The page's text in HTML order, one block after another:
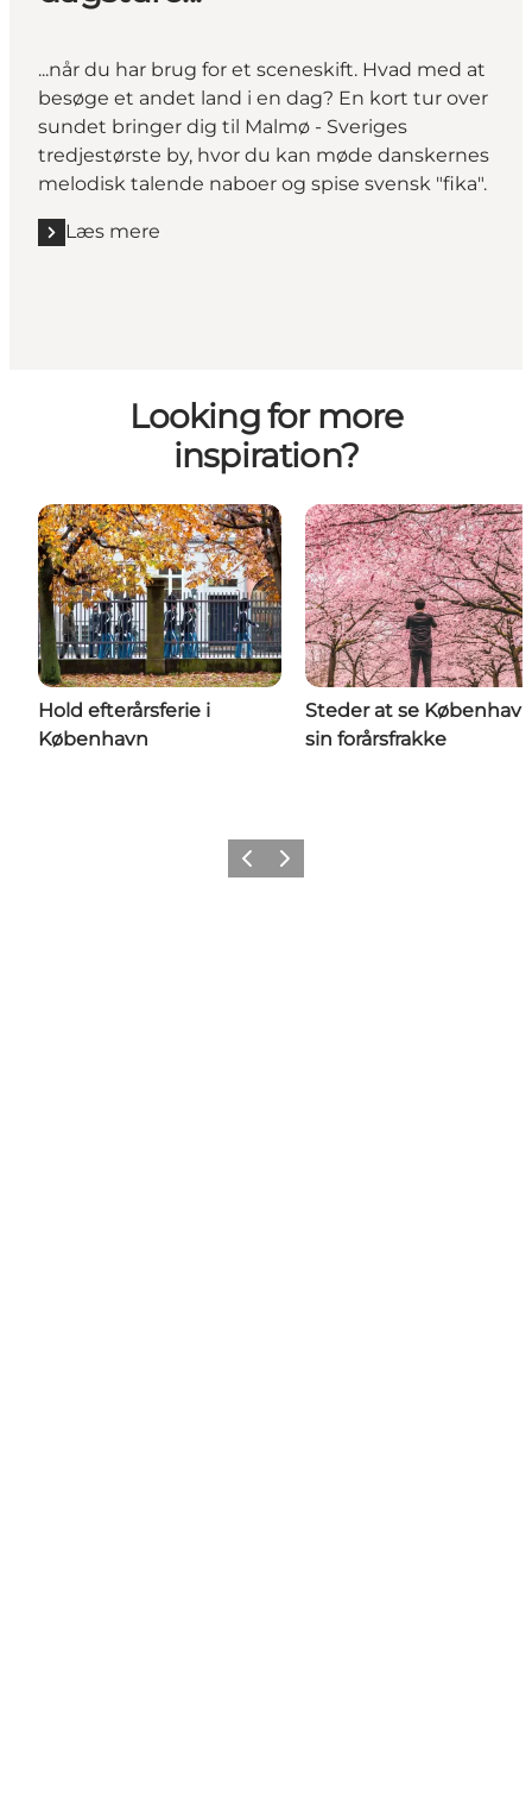
...når du har brug for et sceneskift. Hvad med at
besøge et andet land i en dag? En kort tur over
sundet bringer dig til Malmø - Sveriges
tredjestørste by, hvor du kan møde danskernes
melodisk talende naboer og spise svensk "fika".
Læs mere
Læs mere "Og endelig, de mange gode dagsture..."
Looking for more
inspiration?
Hold efterårsferie i
København
Steder at se
sin forårsfrakke
ForrigeNæste